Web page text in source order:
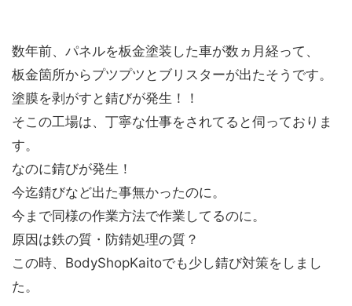
数年前、パネルを板金塗装した車が数ヵ月経って、
板金箇所からプツプツとブリスターが出たそうです。
塗膜を剥がすと錆びが発生！！
そこの工場は、丁寧な仕事をされてると伺っておりま
す。
なのに錆びが発生！
今迄錆びなど出た事無かったのに。
今まで同様の作業方法で作業してるのに。
原因は鉄の質・防錆処理の質？
この時、BodyShopKaitoでも少し錆び対策をしまし
た。